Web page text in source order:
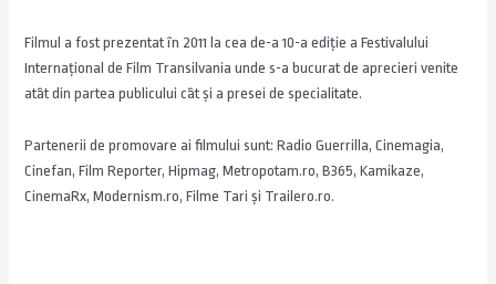
Filmul a fost prezentat în 2011 la cea de-a 10-a ediție a Festivalului
Internațional de Film Transilvania unde s-a bucurat de aprecieri venite
atât din partea publicului cât și a presei de specialitate.
Partenerii de promovare ai filmului sunt: Radio Guerrilla, Cinemagia,
Cinefan, Film Reporter, Hipmag, Metropotam.ro, B365, Kamikaze,
CinemaRx, Modernism.ro, Filme Tari și Trailero.ro.